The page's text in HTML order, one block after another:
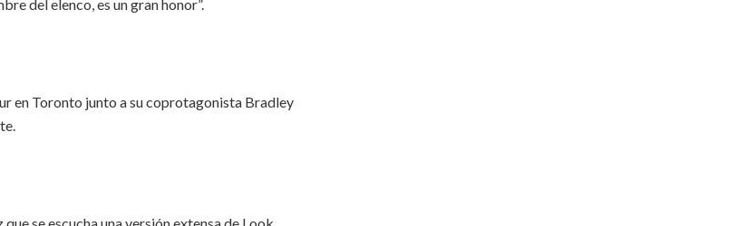
del elenco, es un gran honor”.
en Toronto junto a su coprotagonista Bradley